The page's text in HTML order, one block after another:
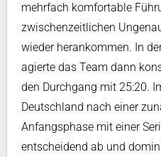
mehrfach komfortable
zwischenzeitlichen
wieder herankommen. In
agierte das Team dann
den Durchgang mit 25:20.
Deutschland nach einer
Anfangsphase mit einer
entscheidend ab und